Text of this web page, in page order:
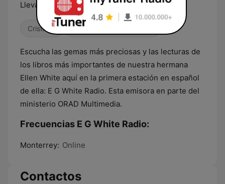
Llevándote a la Luz Mayor
Cristiana Religioso & Espiritualidad
Escucha las gemas más preciosas y las lecturas de
los libros más importantes de nuestra hermana
Ellen White aquí en la primera estación en español
de ella: E G White Radio. Esta emisora en parte del
ministerio ORAD Multimedia.
Frecuencias E G White Radio:
Monterrey: Online
Contactos